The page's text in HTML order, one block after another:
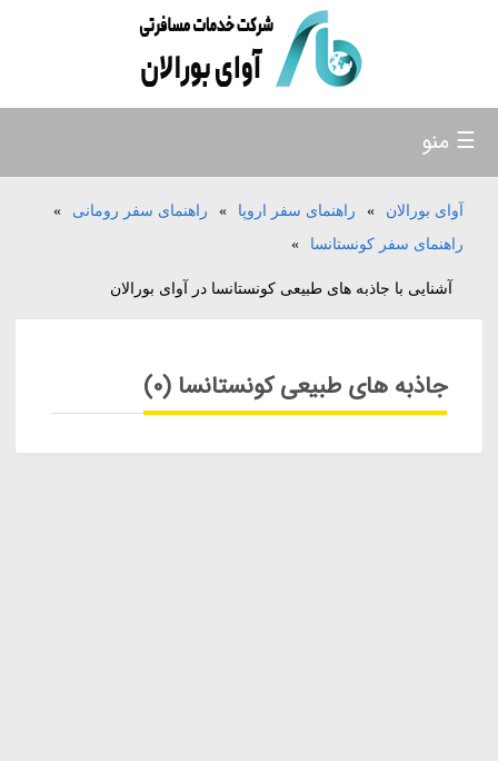
آوای بورالان » راهنمای سفر اروپا » راهنمای سفر رومانی
»
راهنمای سفر کونستانسا
»
آشنایی با جاذبه های طبیعی کونستانسا در آوای بورالان
جاذبه های طبیعی کونستانسا (0)
☰ منو